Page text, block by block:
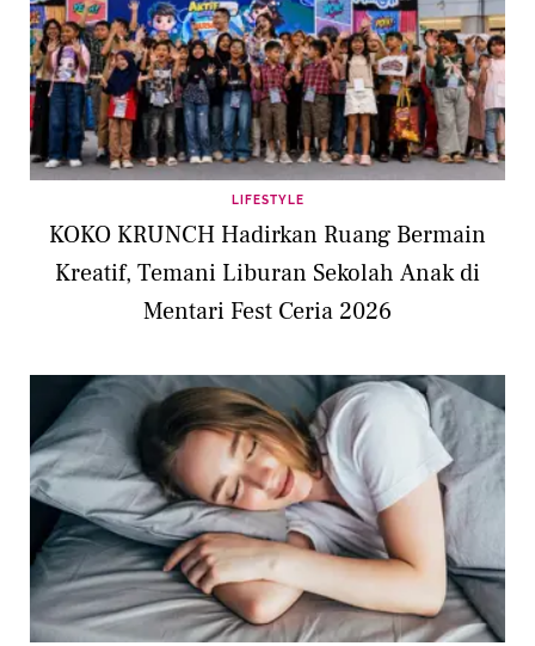
LIFESTYLE
KOKO KRUNCH Hadirkan Ruang Bermain
Kreatif, Temani Liburan Sekolah Anak di
Mentari Fest Ceria 2026